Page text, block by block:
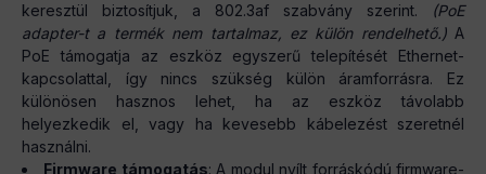
keresztül biztosítjuk, a 802.3af szabvány szerint.
(PoE
adapter-t a termék nem tartalmaz, ez külön rendelhető.) A
PoE támogatja az eszköz egyszerű telepítését Ethernet-
kapcsolattal, így nincs szükség külön áramforrásra. Ez
különösen hasznos lehet, ha az eszköz távolabb
helyezkedik el, vagy ha kevesebb kábelezést szeretnél
használni.
Firmware támogatás: A modul nyílt forráskódú firmware-